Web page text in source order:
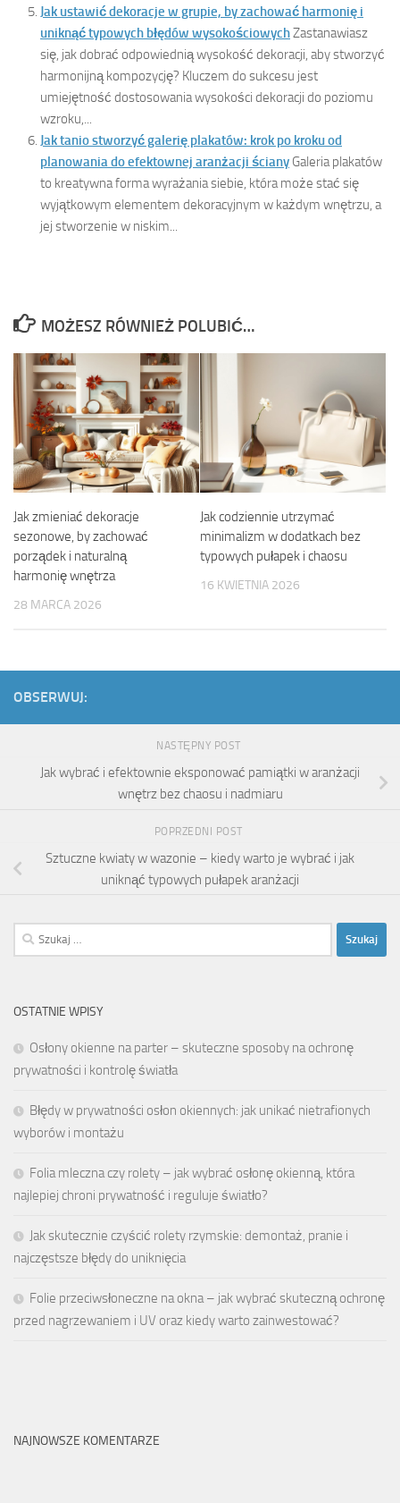
Jak ustawić dekoracje w grupie, by zachować harmonię i
uniknąć typowych błędów wysokościowychZastanawiasz
się, jak dobrać odpowiednią wysokość dekoracji, aby stworzyć
harmonijną kompozycję? Kluczem do sukcesu jest
umiejętność dostosowania wysokości dekoracji do poziomu
wzroku,...
Jak tanio stworzyć galerię plakatów: krok po kroku od
planowania do efektownej aranżacji ściany Galeria plakatów
to kreatywna forma wyrażania siebie, która może stać się
wyjątkowym elementem dekoracyjnym w każdym wnętrzu, a
jej stworzenie w niskim...
MOŻESZ RÓWNIEŻ POLUBIĆ…
Jak zmieniać dekoracje
sezonowe, by zachować
porządek i naturalną
harmonię wnętrza
28 MARCA 2026
Jak codziennie utrzymać
minimalizm w dodatkach bez
typowych pułapek i chaosu
16 KWIETNIA 2026
OBSERWUJ:
NASTĘPNY POST
Jak wybrać i efektownie eksponować pamiątki w aranżacji
wnętrz bez chaosu i nadmiaru
POPRZEDNI POST
Sztuczne kwiaty w wazonie – kiedy warto je wybrać i jak
uniknąć typowych pułapek aranżacji
Szukaj:
OSTATNIE WPISY
Osłony okienne na parter – skuteczne sposoby na ochronę
prywatności i kontrolę światła
Błędy w prywatności osłon okiennych: jak unikać nietrafionych
wyborów i montażu
Folia mleczna czy rolety – jak wybrać osłonę okienną, która
najlepiej chroni prywatność i reguluje światło?
Jak skutecznie czyścić rolety rzymskie: demontaż, pranie i
najczęstsze błędy do uniknięcia
Folie przeciwsłoneczne na okna – jak wybrać skuteczną ochronę
przed nagrzewaniem i UV oraz kiedy warto zainwestować?
NAJNOWSZE KOMENTARZE